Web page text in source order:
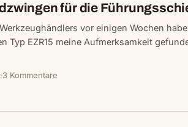
für die
vor einigen Wochen
Typ EZR15 meine Aufmerksamkeit
3 Kommentare